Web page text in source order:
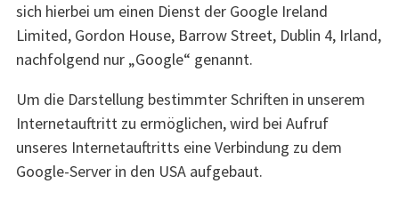
sich hierbei um einen Dienst der Google Ireland
Limited, Gordon House, Barrow Street, Dublin 4, Irland,
nachfolgend nur „Google“ genannt.
Um die Darstellung bestimmter Schriften in unserem
Internetauftritt zu ermöglichen, wird bei Aufruf
unseres Internetauftritts eine Verbindung zu dem
Google-Server in den USA aufgebaut.